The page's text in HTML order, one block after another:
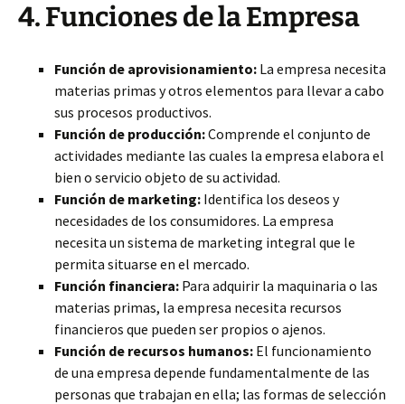
4. Funciones de la Empresa
Función de aprovisionamiento: La empresa necesita
materias primas y otros elementos para llevar a cabo
sus procesos productivos.
Función de producción:Comprende el conjunto de
actividades mediante las cuales la empresa elabora el
bien o servicio objeto de su actividad.
Función de marketing: Identifica los deseos y
necesidades de los consumidores. La empresa
necesita un sistema de marketing integral que le
permita situarse en el mercado.
Función financiera: Para adquirir la maquinaria o las
materias primas, la empresa necesita recursos
financieros que pueden ser propios o ajenos.
Función de recursos humanos: El funcionamiento
de una empresa depende fundamentalmente de las
personas que trabajan en ella; las formas de selección